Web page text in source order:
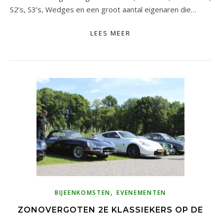
S2’s, S3’s, Wedges en een groot aantal eigenaren die…
LEES MEER
BIJEENKOMSTEN,EVENEMENTEN
ZONOVERGOTEN 2E KLASSIEKERS OP DE